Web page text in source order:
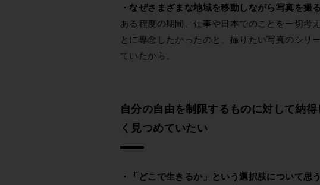
・なぜさまざまな地域を移動しながら写真を撮
ある程度の期間、仕事や日本でのことを一切考
とに専念したかったのと、撮りたい写真のシリ
ていたから。
自分の自由を制限するものに対して納
く見つめていたい
・「どこで生きるか」という選択肢について思う